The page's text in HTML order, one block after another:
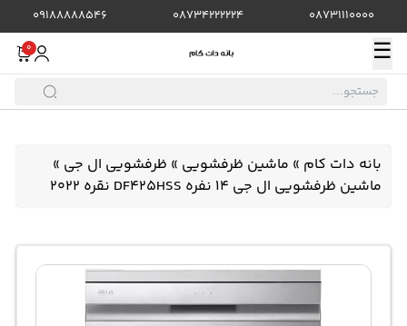
08731110000
08734222224
09188888546
☰
0
بانه دات کام » ماشین ظرفشویی » ظرفشویی ال جی »
ماشین ظرفشویی ال جی 14 نفره DF425HSS نقره 2022